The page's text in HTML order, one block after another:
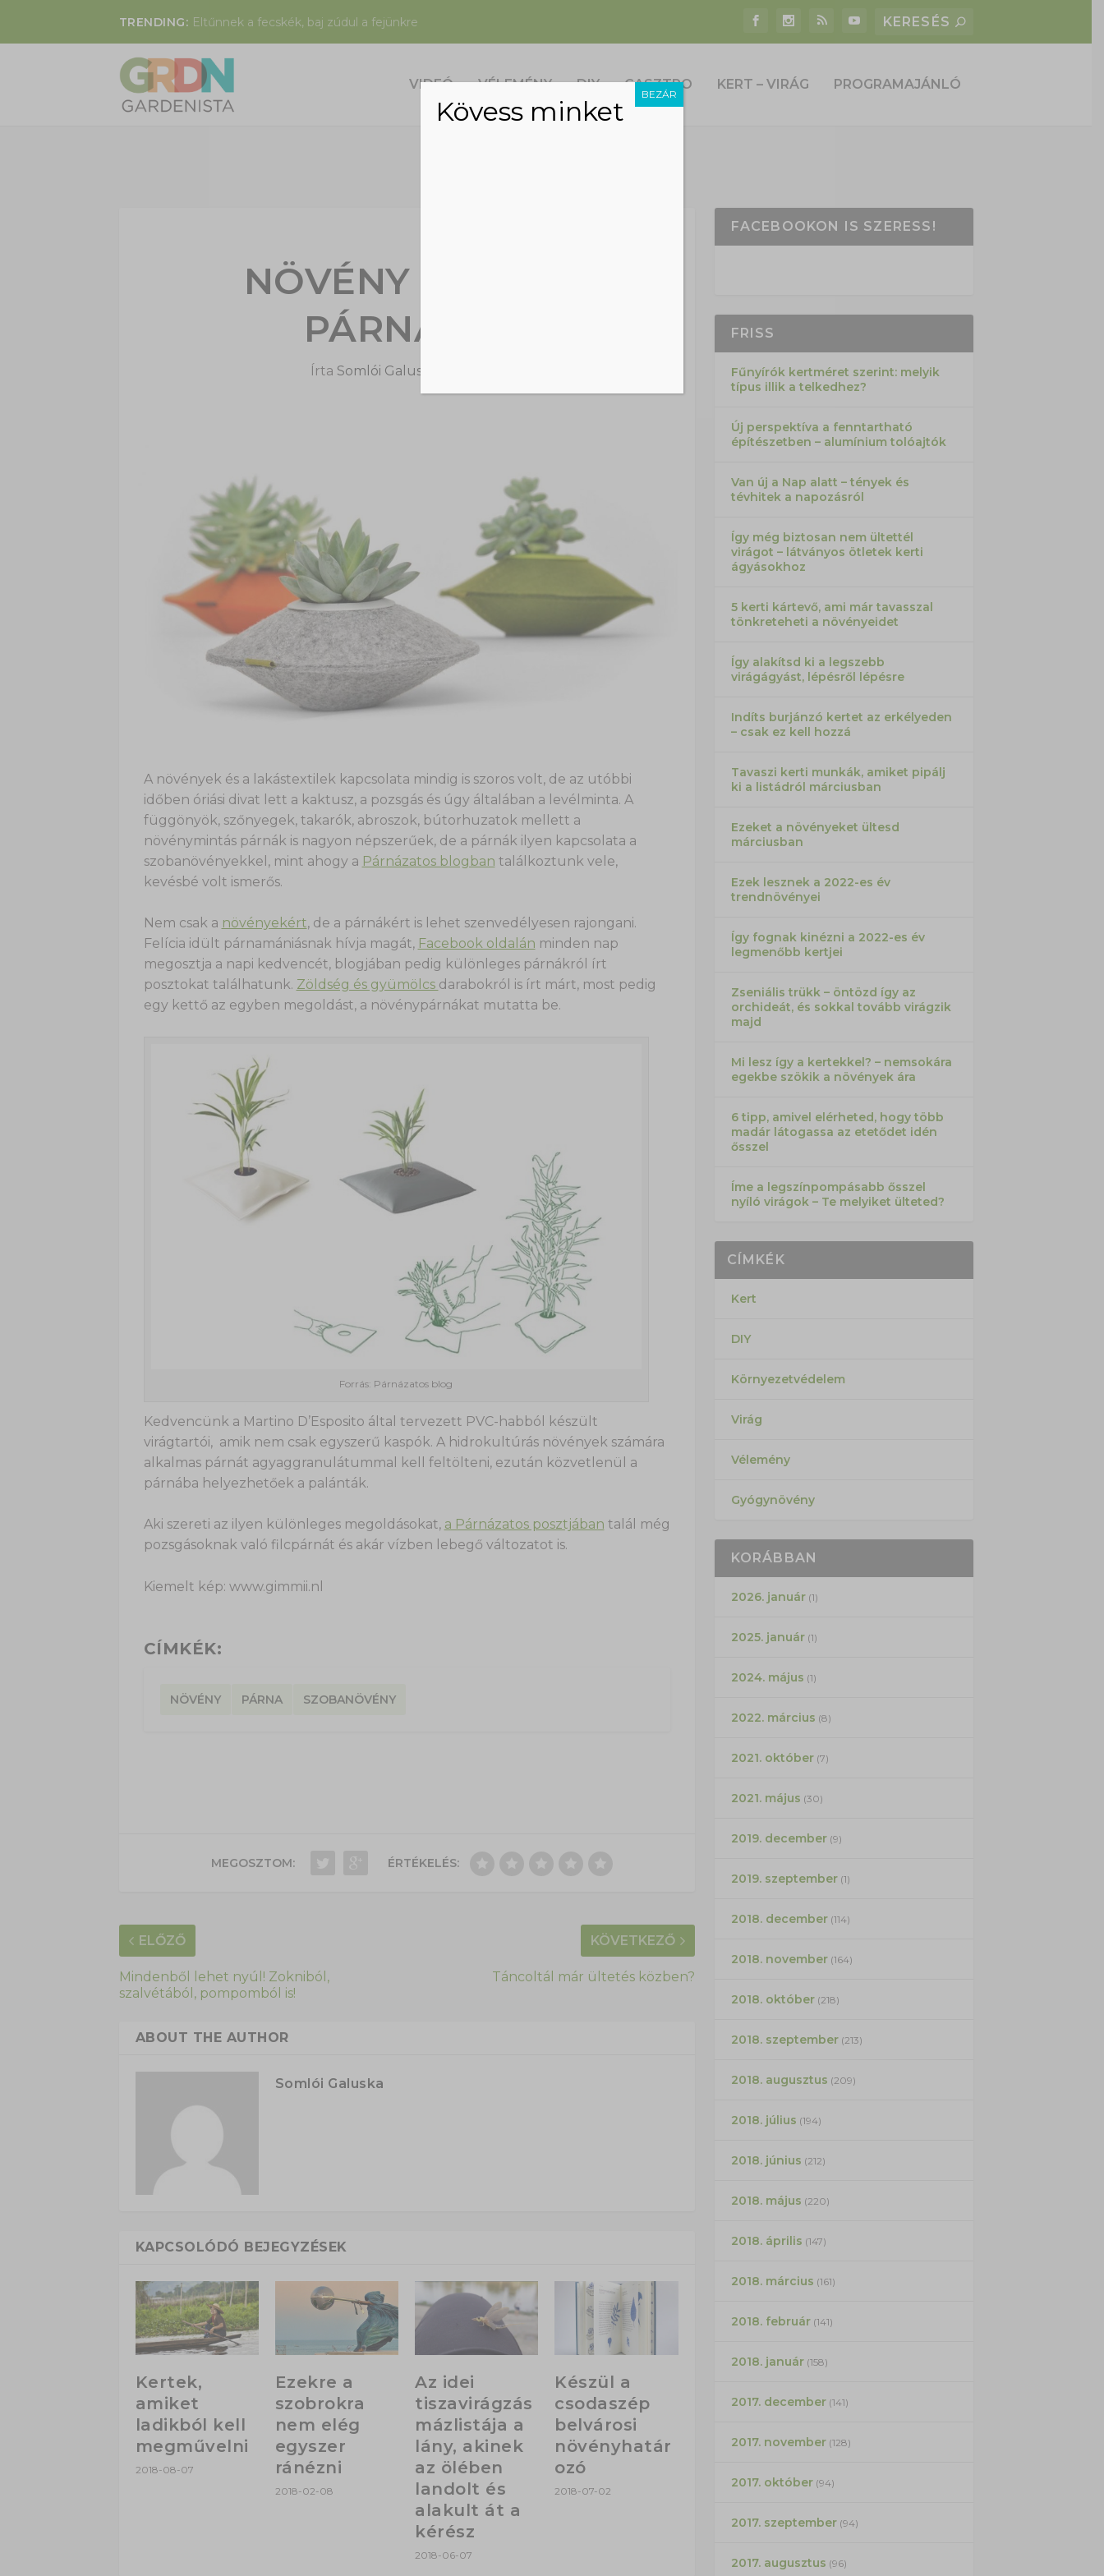
TRENDING: Eltűnnek a fecskék, baj zúdul a fejünkre
VIDEÓ VÉLEMÉNY DIY GASZTRO KERT – VIRÁG PROGRAMAJÁNLÓ
NÖVÉNY NŐTT A
PÁRNÁBA!
Írta Somlói Galuska
A növények és a lakástextilek kapcsolata mindig is szoros volt, de az utóbbi
időben óriási divat lett a kaktusz, a pozsgás és úgy általában a levélminta. A
függönyök, szőnyegek, takarók, abroszok, bútorhuzatok mellett a
növénymintás párnák is nagyon népszerűek, de a párnák ilyen kapcsolata a
szobanövényekkel, mint ahogy a Párnázatos blogban találkoztunk vele,
kevésbé volt ismerős.
Nem csak a növényekért, de a párnákért is lehet szenvedélyesen rajongani.
Felícia idült párnamániásnak hívja magát, Facebook oldalán minden nap
megosztja a napi kedvencét, blogjában pedig különleges párnákról írt
posztokat találhatunk. Zöldség és gyümölcs darabokról is írt márt, most pedig
egy kettő az egyben megoldást, a növénypárnákat mutatta be.
Forrás: Párnázatos blog
Kedvencünk a Martino D’Esposito által tervezett PVC-habból készült
virágtartói, amik nem csak egyszerű kaspók. A hidrokultúrás növények számára
alkalmas párnát agyaggranulátummal kell feltölteni, ezután közvetlenül a
párnába helyezhetőek a palánták.
Aki szereti az ilyen különleges megoldásokat, a Párnázatos posztjában talál még
pozsgásoknak való filcpárnát és akár vízben lebegő változatot is.
Kiemelt kép: www.gimmii.nl
CÍMKÉK:
NÖVÉNY PÁRNA SZOBANÖVÉNY
MEGOSZTOM: ÉRTÉKELÉS:
ELŐZŐ
Mindenből lehet nyúl! Zokniból,
szalvétából, pompomból is!
KÖVETKEZŐ
Táncoltál már ültetés közben?
ABOUT THE AUTHOR
Somlói Galuska
KAPCSOLÓDÓ BEJEGYZÉSEK
Kertek,
amiket
ladikból kell
megművelni
2018-08-07
Ezekre a
szobrokra
nem elég
egyszer
ránézni
2018-02-08
Az idei
tiszavirágzás
mázlistája a
lány, akinek
az ölében
landolt és
alakult át a
kérész
2018-06-07
Készül a
csodaszép
belvárosi
növényhatár
ozó
2018-07-02
FACEBOOKON IS SZERESS!
FRISS
Fűnyírók kertméret szerint: melyik
típus illik a telkedhez?
Új perspektíva a fenntartható
építészetben – alumínium tolóajtók
Van új a Nap alatt – tények és
tévhitek a napozásról
Így még biztosan nem ültettél
virágot – látványos ötletek kerti
ágyásokhoz
5 kerti kártevő, ami már tavasszal
tönkreteheti a növényeidet
Így alakítsd ki a legszebb
virágágyást, lépésről lépésre
Indíts burjánzó kertet az erkélyeden
– csak ez kell hozzá
Tavaszi kerti munkák, amiket pipálj
ki a listádról márciusban
Ezeket a növényeket ültesd
márciusban
Ezek lesznek a 2022-es év
trendnövényei
Így fognak kinézni a 2022-es év
legmenőbb kertjei
Zseniális trükk – öntözd így az
orchideát, és sokkal tovább virágzik
majd
Mi lesz így a kertekkel? – nemsokára
egekbe szökik a növények ára
6 tipp, amivel elérheted, hogy több
madár látogassa az etetődet idén
ősszel
Íme a legszínpompásabb ősszel
nyíló virágok – Te melyiket ülteted?
CÍMKÉK
Kert
DIY
Környezetvédelem
Virág
Vélemény
Gyógynövény
KORÁBBAN
2026. január(1)
2025. január(1)
2024. május (1)
2022. március (8)
2021. október(7)
2021. május (30)
2019. december(9)
2019. szeptember(1)
2018. december(114)
2018. november(164)
2018. október(218)
2018. szeptember(213)
2018. augusztus (209)
2018. július (194)
2018. június (212)
2018. május (220)
2018. április (147)
2018. március (161)
2018. február(141)
2018. január(158)
2017. december(141)
2017. november(128)
2017. október(94)
2017. szeptember(94)
2017. augusztus (96)
Kövess minket
BEZÁR